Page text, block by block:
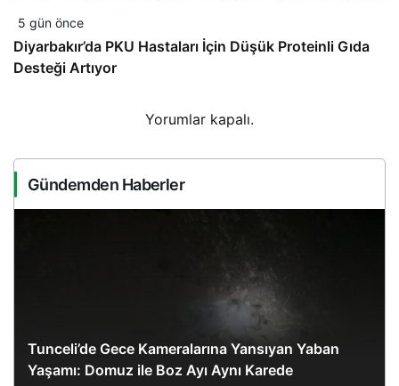
5 gün önce
Diyarbakır’da PKU Hastaları İçin Düşük Proteinli Gıda
Desteği Artıyor
Yorumlar kapalı.
Gündemden Haberler
Tunceli’de Gece Kameralarına Yansıyan Yaban
Yaşamı: Domuz ile Boz Ayı Aynı Karede